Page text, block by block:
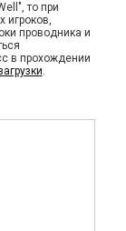
то при
игроков,
проводника и
в прохождении
.